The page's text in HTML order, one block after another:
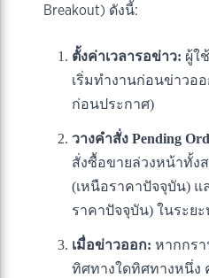
Breakout) ดังนี้:
ตั้งค่าเวลารอข่าว: ผู้ใ
เริ่มทำงานก่อนข่าวอ
ก่อนประกาศ)
วางคำสั่ง Pending
สั่งซื้อขายล่วงหน้าทั้งส
(เหนือราคาปัจจุบัน) แ
ราคาปัจจุบัน) ในระย
เมื่อข่าวออก: หากกร
ทิศทางใดทิศทางหนึ่ง